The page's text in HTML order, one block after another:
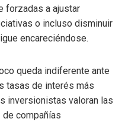
forzadas a ajustar
o incluso disminuir
encareciéndose.
queda indiferente ante
tasas de interés más
inversionistas valoran las
compañías